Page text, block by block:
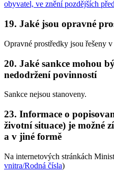
obyvatel, ve znění pozdějších
19. Jaké jsou opravné
Opravné prostředky jsou řešeny
20. Jaké sankce mohou
nedodržení povinností
Sankce nejsou stanoveny.
23. Informace o
životní situace) je možné
a v jiné formě
Na internetových stránkách
vnitra/Rodná čísla)